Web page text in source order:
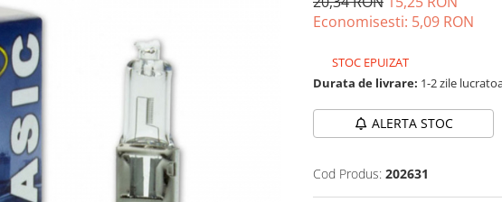
Economisesti: 5,09 RON
STOC EPUIZAT
Durata de livrare: 1-2 zile
ALERTA STOC
Cod Produs: 202631